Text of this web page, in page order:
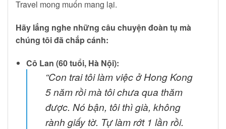
Travel mong muốn mang lại.
Hãy lắng nghe những câu chuyện đoàn tụ mà
chúng tôi đã chắp cánh:
Cô Lan (60 tuổi, Hà Nội):
“Con trai tôi làm việc ở Hong Kong
5 năm rồi mà tôi chưa qua thăm
được. Nó bận, tôi thì già, không
rành giấy tờ. Tự làm rớt 1 lần rồi.